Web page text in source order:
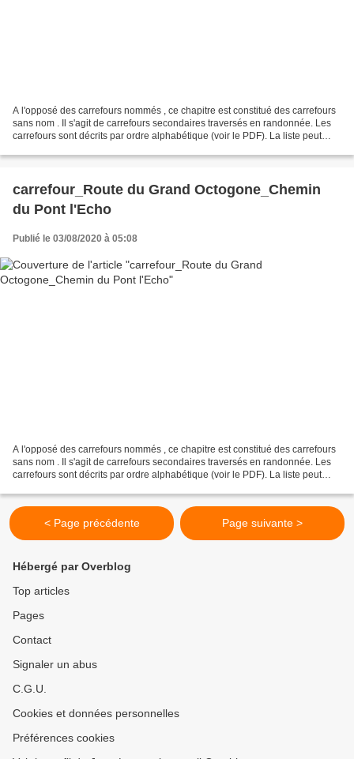
A l'opposé des carrefours nommés , ce chapitre est constitué des carrefours
sans nom . Il s'agit de carrefours secondaires traversés en randonnée. Les
carrefours sont décrits par ordre alphabétique (voir le PDF). La liste peut
carrefour_Route du Grand Octogone_Chemin
du Pont l'Echo
Publié le 03/08/2020 à 05:08
A l'opposé des carrefours nommés , ce chapitre est constitué des carrefours
sans nom . Il s'agit de carrefours secondaires traversés en randonnée. Les
carrefours sont décrits par ordre alphabétique (voir le PDF). La liste peut
< Page précédente Page suivante >
Hébergé par Overblog
Top articles
Pages
Contact
Signaler un abus
C.G.U.
Cookies et données personnelles
Préférences cookies